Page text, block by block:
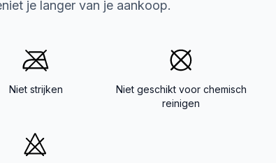
je langer van je aankoop.
Niet strijken
Niet geschikt voor chemisch
reinigen